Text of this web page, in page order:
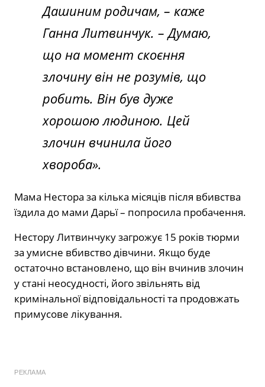
Дашиним родичам, – каже
Ганна Литвинчук. – Думаю,
що на момент скоєння
злочину він не розумів, що
робить. Він був дуже
хорошою людиною. Цей
злочин вчинила його
хвороба».
Мама Нестора за кілька місяців після вбивства
їздила до мами Дарьї – попросила пробачення.
Нестору Литвинчуку загрожує 15 років тюрми
за умисне вбивство дівчини. Якщо буде
остаточно встановлено, що він вчинив злочин
у стані неосудності, його звільнять від
кримінальної відповідальності та продовжать
примусове лікування.
РЕКЛАМА